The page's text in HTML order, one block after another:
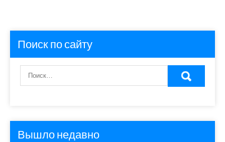
Поиск по сайту
Вышло недавно